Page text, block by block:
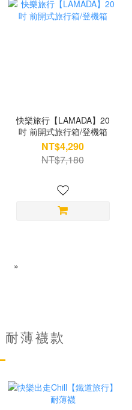
快樂旅行【LAMADA】20
吋 前開式旅行箱/登機箱
NT$4,290
NT$7,180
»
耐薄襪款